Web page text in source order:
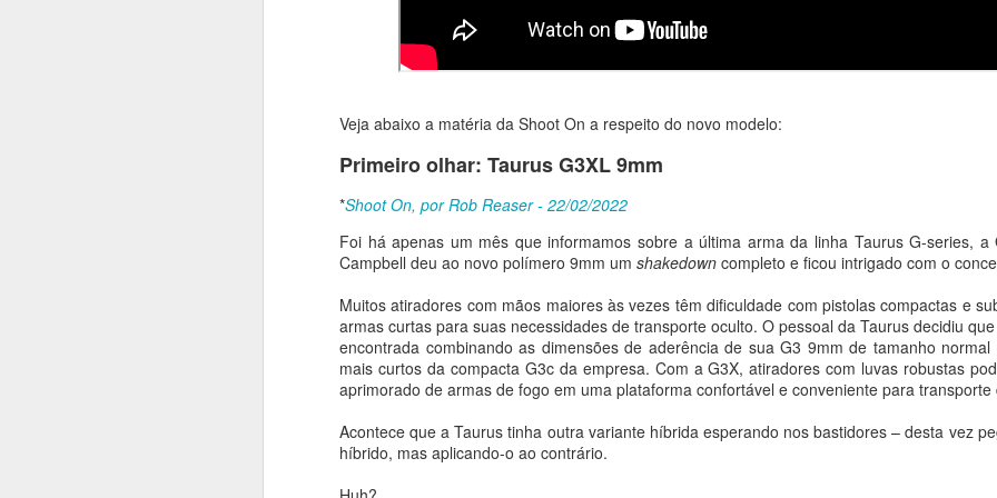
Veja abaixo a matéria da Shoot On a respeito do novo modelo:
Primeiro olhar: Taurus G3XL 9mm
*Shoot On, por Rob Reaser - 22/02/2022
Foi há apenas um mês que informamos sobre a última arma da linha Taurus G-series, a
Campbell deu ao novo polímero 9mm um shakedown completo e ficou intrigado com o
Muitos atiradores com mãos maiores às vezes têm dificuldade com pistolas compactas e
armas curtas para suas necessidades de transporte oculto. O pessoal da Taurus decidiu
encontrada combinando as dimensões de aderência de sua G3 9mm de tamanho
mais curtos da compacta G3c da empresa. Com a G3X, atiradores com luvas robustas
aprimorado de armas de fogo em uma plataforma confortável e conveniente para transporte
Acontece que a Taurus tinha outra variante híbrida esperando nos bastidores – desta vez
híbrido, mas aplicando-o ao contrário.
Aérea de Anápolis, a planta de produção erguida em São Bernardo do Campo e a
sueca às instalações da Embraer em Gavião Peixoto, onde funciona a linha de
onde a primeira aeronave nacional foi concluída em 2026.
Em contrapartida, o documento saúda a aquisição, pela Suécia, de quatro
conjuntamente na promoção do Gripen e do C-390 em terceiros mercados. O ato
entrada em vigor, em setembro de 2025, do Protocolo sobre Controle de
Defesa entre os dois países, assinado em Brasília em 8 de novembro de 2022.
Novas frentes de cooperação eintegração entre as bases industriais de defesa
frentes de cooperação em material de defesa, incluindo veículos blindados,
sistemas de aeronaves não tripuladas (UAS) e de combate a esses sistemas
cadeias de suprimento, espaço e ciberespaço. O texto prevê ainda o
delegações dos dois países em atividades de treinamento, no desenvolvimento de
e em feiras e exposições do setor de defesa.
O plano de ação encoraja a integração entre as bases industriais de defesa
identificação de oportunidades para que empresas brasileiras atuem como